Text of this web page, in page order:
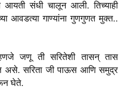
आयती संधी चालून आली. तिच्याही
आवडत्या गाण्यांना गुणगुणत मुक्त..
जणू ती सरितेशी तासन् तास
असे. सरिता जी पाऊस आणि समुद्र
घेते.